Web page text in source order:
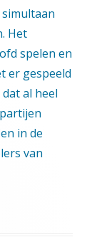
Het
spelen en
er gespeeld
al heel
in de
van